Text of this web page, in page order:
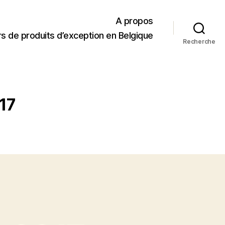
A propos
de produits d’exception en Belgique
Recherche